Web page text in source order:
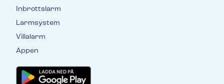
Inbrottslarm
Larmsystem
Villalarm
Appen